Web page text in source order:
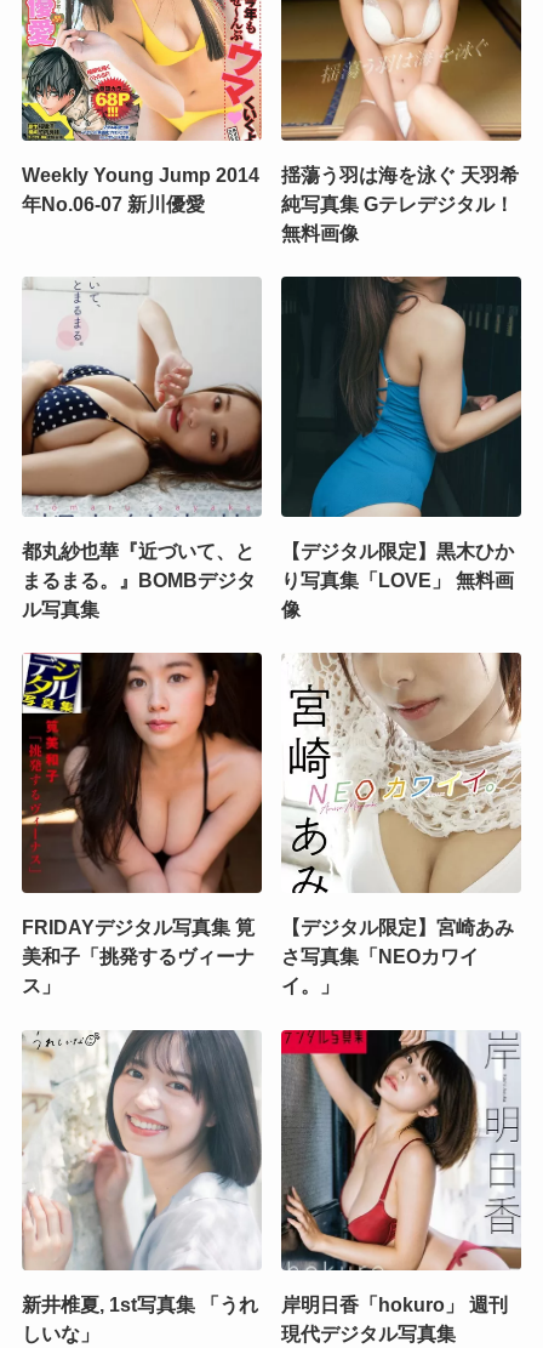
Weekly Young Jump 2014
年No.06-07 新川優愛
揺蕩う羽は海を泳ぐ 天羽希
純写真集 Gテレデジタル！
無料画像
都丸紗也華『近づいて、と
まるまる。』BOMBデジタ
ル写真集
【デジタル限定】黒木ひか
り写真集「LOVE」 無料画
像
FRIDAYデジタル写真集 筧
美和子「挑発するヴィーナ
ス」
【デジタル限定】宮崎あみ
さ写真集「NEOカワイ
イ。」
新井椎夏, 1st写真集 「うれ
しいな」
岸明日香「hokuro」 週刊
現代デジタル写真集